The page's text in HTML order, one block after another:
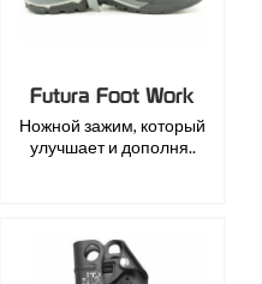
Futura Foot Work
Ножной зажим, который
улучшает и дополня..